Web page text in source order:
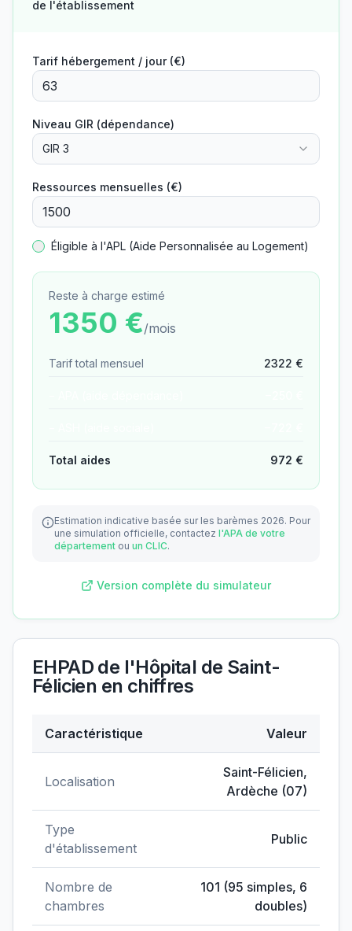
de l'établissement
Tarif hébergement / jour (€)
Niveau GIR (dépendance)
GIR 3
Ressources mensuelles (€)
Éligible à l'APL (Aide Personnalisée au Logement)
Reste à charge estimé
1350 €/mois
Tarif total mensuel 2322 €
Total aides 972 €
Estimation indicative basée sur les barèmes 2026. Pour
une simulation officielle, contactez l'APA de votre
département ou un CLIC.
Version complète du simulateur
EHPAD de l'Hôpital de Saint-
Félicien en chiffres
Caractéristique Valeur
Localisation
Saint-Félicien,
Ardèche (07)
Type
d'établissement
Public
Nombre de
chambres
101 (95 simples, 6
doubles)